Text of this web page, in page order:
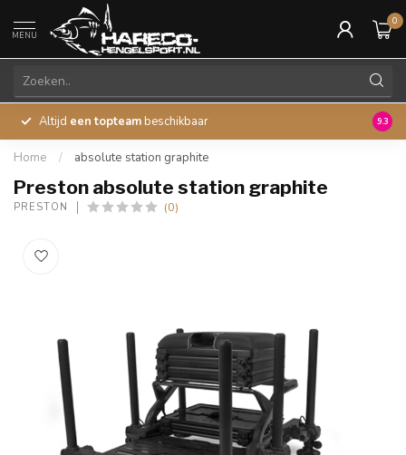
MENU
0
Altijd een topteam beschikbaar 45
9.3
Home / absolute station graphite
Preston absolute station graphite
PRESTON (0)